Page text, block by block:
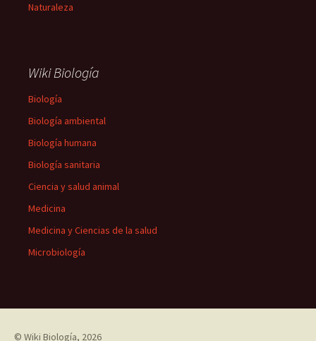
Naturaleza
Wiki Biología
Biología
Biología ambiental
Biología humana
Biología sanitaria
Ciencia y salud animal
Medicina
Medicina y Ciencias de la salud
Microbiología
© Wiki Biología, 2026